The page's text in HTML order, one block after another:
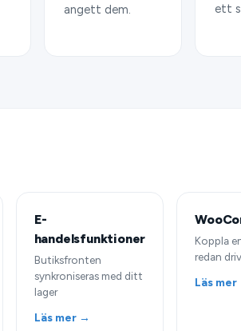
angett dem. ett
E-
handelsfunktioner
Butiksfronten
synkroniseras med ditt
lager
Läs mer →
Koppla
redan
Läs